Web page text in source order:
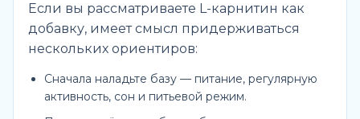
Если вы рассматриваете L-карнитин как
добавку, имеет смысл придерживаться
нескольких ориентиров:
Сначала наладьте базу — питание, регулярную
активность, сон и питьевой режим.